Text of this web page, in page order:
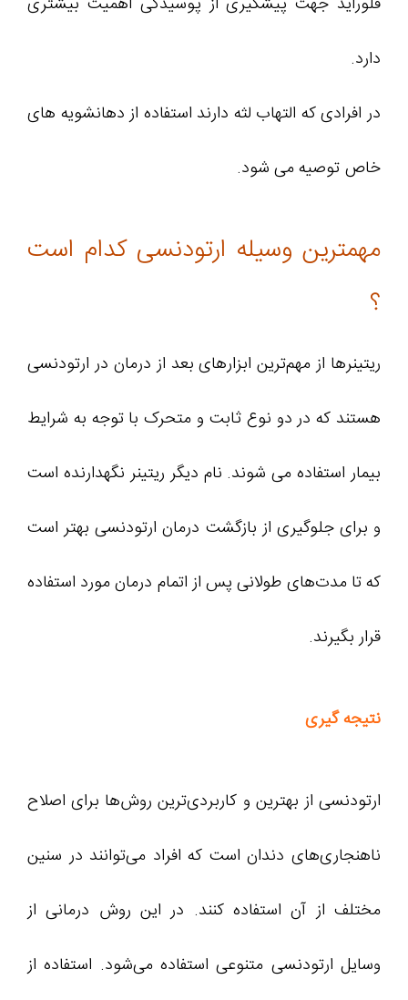
دارد.
در افرادی که التهاب لثه دارند استفاده از دهانشویه های
خاص توصیه می شود.
مهمترین وسیله ارتودنسی کدام است
؟
ریتینرها از مهم‌ترین ابزارهای بعد از درمان در ارتودنسی
هستند که در دو نوع ثابت و متحرک با توجه به شرایط
بیمار استفاده می شوند. نام دیگر ریتینر نگهدارنده است
و برای جلوگیری از بازگشت درمان ارتودنسی بهتر است
که تا مدت‌های طولانی پس از اتمام درمان مورد استفاده
قرار بگیرند.
نتیجه گیری
ارتودنسی از بهترین و کاربردی‌ترین روش‌ها برای اصلاح
ناهنجاری‌های دندان است که افراد می‌توانند در سنین
مختلف از آن استفاده کنند. در این روش درمانی از
وسایل ارتودنسی متنوعی استفاده می‌شود. استفاده از